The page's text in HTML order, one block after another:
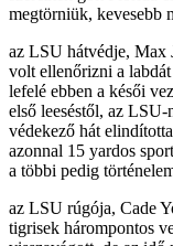
megtörniük, kevesebb
az LSU hátvédje, Max
volt ellenőrizni a
lefelé ebben a késői
első leeséstől, az
védekező hát
azonnal 15 yardos
a többi pedig
az LSU rúgója, Cade
tigrisek hárompontos